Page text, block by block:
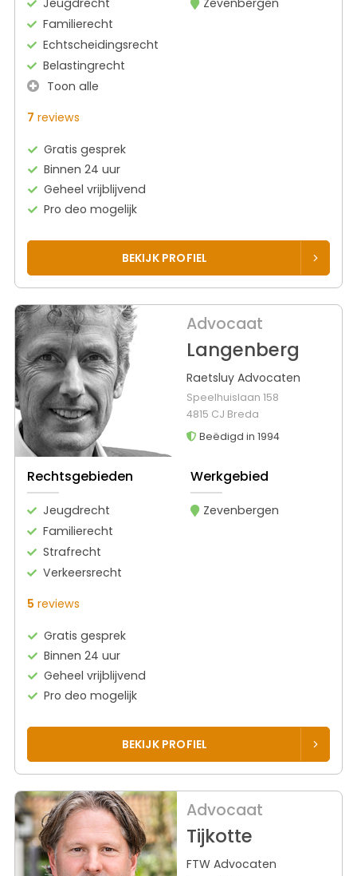
Familierecht
Echtscheidingsrecht
Belastingrecht
Toon alle
7 reviews
Gratis gesprek
Binnen 24 uur
Geheel vrijblijvend
Pro deo mogelijk
BEKIJK PROFIEL
Advocaat
Langenberg
Raetsluy Advocaten
Speelhuislaan 158
4815 CJ Breda
Beëdigd in 1994
Rechtsgebieden
Jeugdrecht
Familierecht
Strafrecht
Verkeersrecht
Werkgebied
Zevenbergen
5 reviews
Gratis gesprek
Binnen 24 uur
Geheel vrijblijvend
Pro deo mogelijk
BEKIJK PROFIEL
Advocaat
Tijkotte
FTW Advocaten